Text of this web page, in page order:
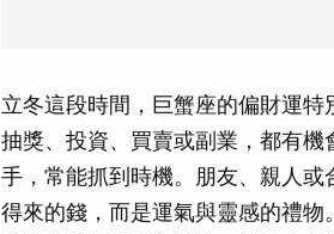
立冬這段時間，巨蟹座的偏財運
抽獎、投資、買賣或副業，都有
手，常能抓到時機。朋友、親人
得來的錢，而是運氣與靈感的禮